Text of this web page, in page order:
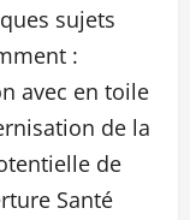
sujets
:
avec en toile
de la
de
Santé